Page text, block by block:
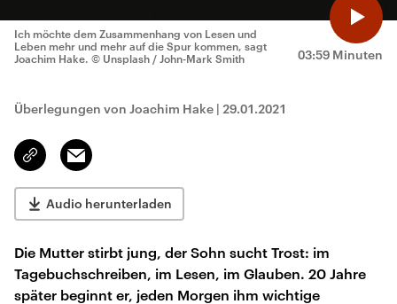
03:59 Minuten
Ich möchte dem Zusammenhang von Lesen und
Leben mehr und mehr auf die Spur kommen, sagt
Joachim Hake. © Unsplash / John-Mark Smith
Überlegungen von Joachim Hake | 29.01.2021
Link
kopieren/teilen
Email
Audio herunterladen
Die Mutter stirbt jung, der Sohn sucht Trost: im
Tagebuchschreiben, im Lesen, im Glauben. 20 Jahre
später beginnt er, jeden Morgen ihm wichtige